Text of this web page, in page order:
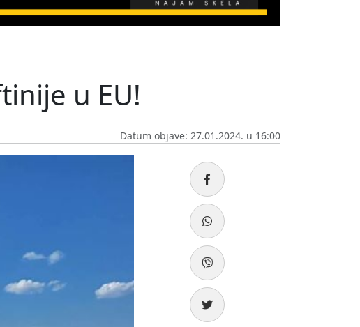
u EU!
Datum objave: 27.01.2024. u 16:00